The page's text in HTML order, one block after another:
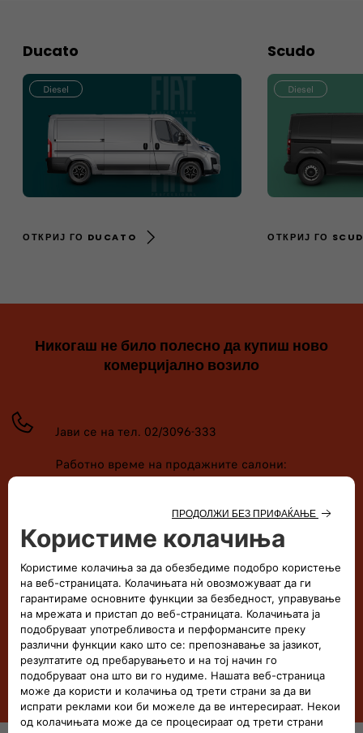
Ducato
Diesel
ОТКРИЈ ГО DUCATO
Scudo
Diesel
ОТКРИЈ ГО
Никогаш не било полесно да купиш ново
комерцијално возило
Јави се на тел. 02/3096-333
Работно време на продажните салони:
ЗАВРТИ ВЕДНАШ
Контактирај нѐ и испрати барање на е-маил
ПИШИ НИ